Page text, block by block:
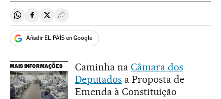
Compartir en Whatsapp
Compartir en Facebook
Compartir en Twitter
Desplegar Redes Sociales
Añadir EL PAÍS en Google
MAIS INFORMAÇÕES Caminha na Câmara dos
Deputadosa Proposta de
Emenda à Constituição